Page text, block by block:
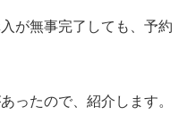
が無事完了しても、予約
ったので、紹介します。